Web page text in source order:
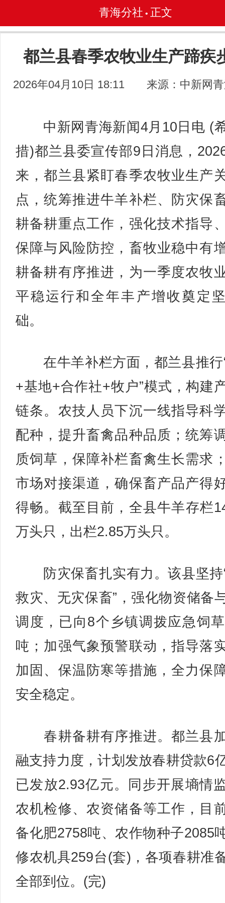
青海分社 • 正文
都兰县春季农牧业生产蹄疾
2026年04月10日 18:11 来源：中新网
中新网青海新闻4月10日电 (
措)都兰县委宣传部9日消息，
来，都兰县紧盯春季农牧业生产
点，统筹推进牛羊补栏、防灾保
耕备耕重点工作，强化技术指导
保障与风险防控，畜牧业稳中有
耕备耕有序推进，为一季度农牧
平稳运行和全年丰产增收奠定
础。
在牛羊补栏方面，都兰县推行
+基地+合作社+牧户”模式，构建
链条。农技人员下沉一线指导科
配种，提升畜禽品种品质；统筹
质饲草，保障补栏畜禽生长需求
市场对接渠道，确保畜产品产得
得畅。截至目前，全县牛羊存栏
万头只，出栏2.85万头只。
防灾保畜扎实有力。该县坚持
救灾、无灾保畜”，强化物资储备
调度，已向8个乡镇调拨应急饲
吨；加强气象预警联动，指导落
加固、保温防寒等措施，全力保
安全稳定。
春耕备耕有序推进。都兰县
融支持力度，计划发放春耕贷款6
已发放2.93亿元。同步开展墒情
农机检修、农资储备等工作，目
备化肥2758吨、农作物种子2085
修农机具259台(套)，各项春耕准
全部到位。(完)